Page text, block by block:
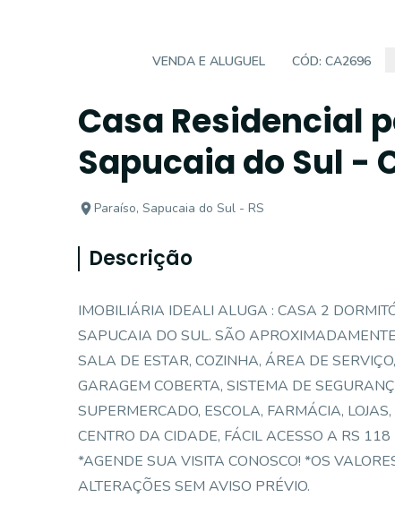
VENDA E ALUGUEL CÓD: CA2696
Casa Residencial
Sapucaia do Sul -
Paraíso, Sapucaia do Sul - RS
Descrição
IMOBILIÁRIA IDEALI ALUGA : CASA 2
SAPUCAIA DO SUL. SÃO
SALA DE ESTAR, COZINHA, ÁREA DE
GARAGEM COBERTA, SISTEMA DE
SUPERMERCADO, ESCOLA, FARMÁCIA,
CENTRO DA CIDADE, FÁCIL ACESSO A RS
*AGENDE SUA VISITA CONOSCO! *OS
ALTERAÇÕES SEM AVISO PRÉVIO.